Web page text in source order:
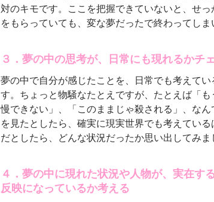
対のキモです。ここを把握できていないと、せ
をもらっていても、変な夢だったで終わってしま
３．夢の中の思考が、日常にも現れるかチ
夢の中で自分が感じたことを、日常でも考えてい
す。ちょっと物騒なたとえですが、たとえば「
慢できない」、「このままじゃ殺される」、な
を見たとしたら、確実に現実世界でも考えている
だとしたら、どんな状況だったか思い出してみま
４．夢の中に現れた状況や人物が、実在す
反映になっているか考える